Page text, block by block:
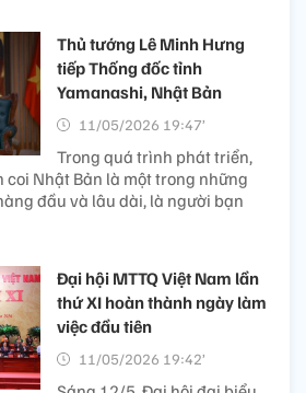
Thủ tướng Lê Minh Hưng
tiếp Thống đốc tỉnh
Yamanashi, Nhật Bản
11/05/2026 19:47’
Trong quá trình phát triển,
coi Nhật Bản là một trong những
đầu và lâu dài, là người bạn
Đại hội MTTQ Việt Nam lần
thứ XI hoàn thành ngày làm
việc đầu tiên
11/05/2026 19:42’